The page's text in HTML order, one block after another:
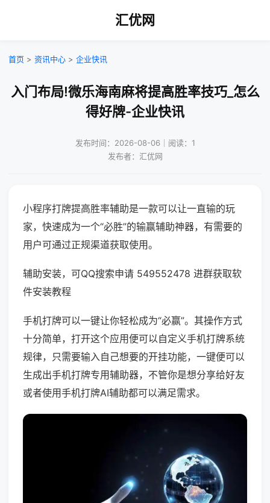
汇优网
首页 > 资讯中心 > 企业快讯
入门布局!微乐海南麻将提高胜率技巧_怎么
得好牌-企业快讯
发布时间：2026-08-06｜阅读：1
发布者：汇优网
小程序打牌提高胜率辅助是一款可以让一直输的玩
家，快速成为一个“必胜”的输赢辅助神器，有需要的
用户可通过正规渠道获取使用。
辅助安装，可QQ搜索申请 549552478 进群获取软
件安装教程
手机打牌可以一键让你轻松成为“必赢”。其操作方式
十分简单，打开这个应用便可以自定义手机打牌系统
规律，只需要输入自己想要的开挂功能，一键便可以
生成出手机打牌专用辅助器，不管你是想分享给好友
或者使用手机打牌AI辅助都可以满足需求。